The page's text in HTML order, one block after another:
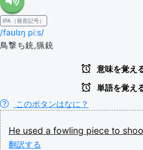
IPA（発音記号）
/faʊlɪŋ piːs/
鳥撃ち銃,猟銃
意味を覚え
単語を覚え
このボタンはなに？
He used a fowling piece to
翻訳する